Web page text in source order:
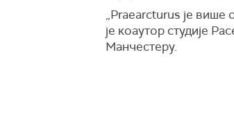
„Praearcturus је више
је коаутор студије
Манчестеру.